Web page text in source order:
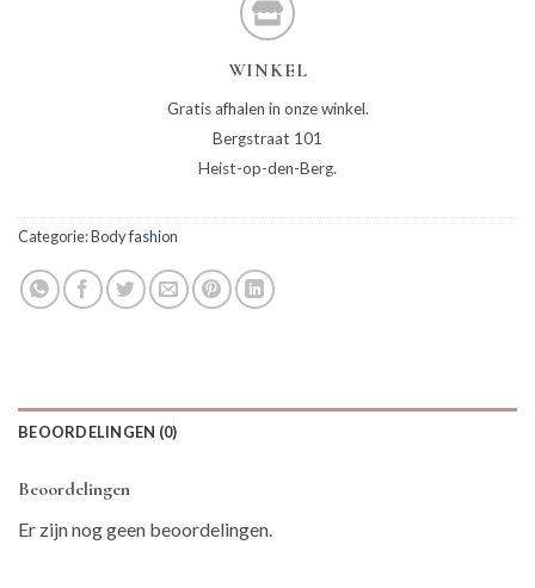
WINKEL
Gratis afhalen in onze winkel.
Bergstraat 101
Heist-op-den-Berg.
Categorie:Body fashion
BEOORDELINGEN (0)
Beoordelingen
Er zijn nog geen beoordelingen.